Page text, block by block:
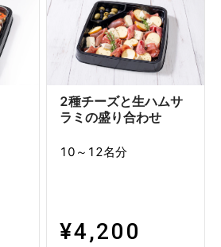
2種チーズと生ハムサ
ラミの盛り合わせ
10～12名分
¥4,200